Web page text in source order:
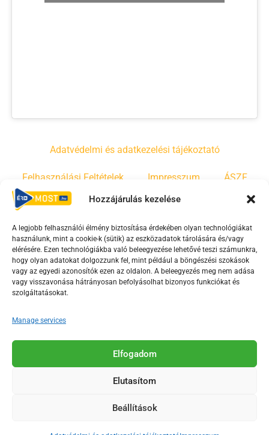
Hozzájárulás kezelése
A legjobb felhasználói élmény biztosítása érdekében olyan technológiákat
használunk, mint a cookie-k (sütik) az eszközadatok tárolására és/vagy
elérésére. Ezen technológiákba való beleegyezése lehetővé teszi számunkra,
hogy olyan adatokat dolgozzunk fel, mint például a böngészési szokások
vagy az egyedi azonosítók ezen az oldalon. A beleegyezés meg nem adása
vagy visszavonása hátrányosan befolyásolhat bizonyos funkciókat és
szolgáltatásokat.
Manage services
Elfogadom
Elutasítom
Beállítások
Adatvédelmi és adatkezelési tájékoztató
Felhasználási Feltételek Impresszum ÁSZF
Irányelvek Moderálási szabályzat
F
a
c
e
o
o
-
Y
o
u
t
b
e
s
r
T
i
k
Az Érd Média médiaszolgáltatási tevékenységét a
Médiatanács a Magyar Média Mecenatúra program
2018-2026. © Minden jog fenntartva, Érd Megyei Jogú Város